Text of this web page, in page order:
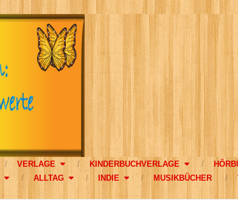
VERLAGE KINDERBUCHVERLAGE
ALLTAG INDIE MUSIKBÜCHER